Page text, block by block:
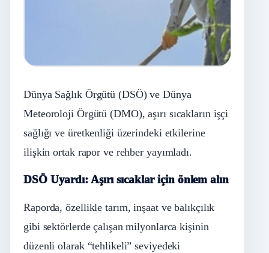
Dünya Sağlık Örgütü (DSÖ) ve Dünya
Meteoroloji Örgütü (DMO), aşırı sıcakların işçi
sağlığı ve üretkenliği üzerindeki etkilerine
ilişkin ortak rapor ve rehber yayımladı.
DSÖ Uyardı: Aşırı sıcaklar için önlem alın
Raporda, özellikle tarım, inşaat ve balıkçılık
gibi sektörlerde çalışan milyonlarca kişinin
düzenli olarak “tehlikeli” seviyedeki